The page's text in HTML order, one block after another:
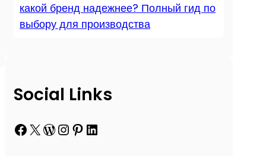
какой бренд надежнее? Полный гид по
выбору для производства
Social Links
Facebook X WordPress InstagramPinterest LinkedIn